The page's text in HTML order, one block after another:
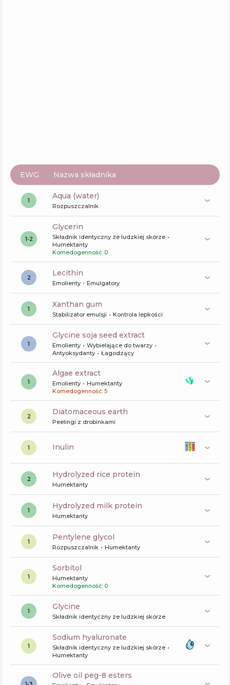
EWG Nazwa składnika
1 aqua (water)
Rozpuszczalnik
1-2
glycerin
Składnik identyczny ze ludzkiej skórze
Humektanty
Komedogenność: 0
2 lecithin
Emolienty Emulgatory
1 xanthan gum
Stabilizator emulsji Kontrola lepkości
1
glycine soja seed extract
Emolienty
Wybielające do twarzy
Antyoksydanty
Łagodzący
1
algae extract
Emolienty
Humektanty
Komedogenność: 5
2 diatomaceous earth
Peelingi z drobinkami
1 inulin
2 hydrolyzed rice protein
Humektanty
1 hydrolyzed milk protein
Humektanty
1 pentylene glycol
Rozpuszczalnik Humektanty
1
sorbitol
Humektanty
Komedogenność: 0
1 glycine
Składnik identyczny ze ludzkiej skórze
1
sodium hyaluronate
Składnik identyczny ze ludzkiej skórze
Humektanty
olive oil peg-8 esters